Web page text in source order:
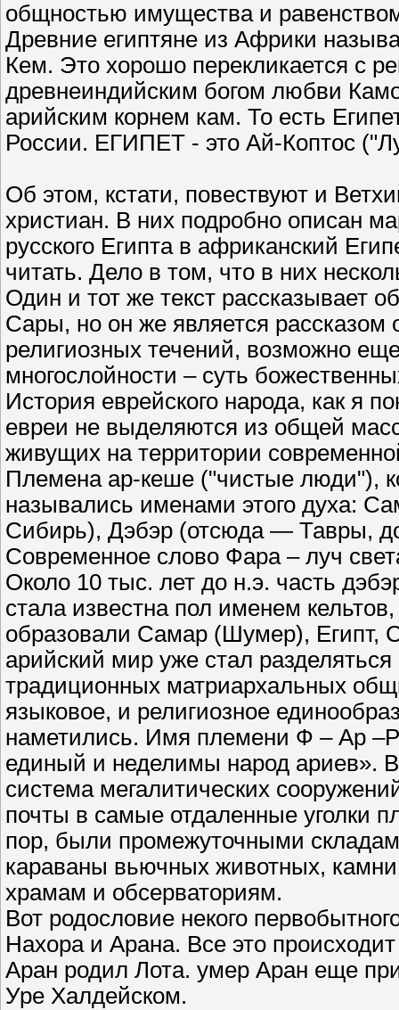
общностью имущества и
Древние египтяне из Африки
Кем. Это хорошо перекликается с
древнеиндийским богом любви
арийским корнем кам. То есть
России. ЕГИПЕТ - это Ай-Коптос
Об этом, кстати, повествуют и
христиан. В них подробно описан
русского Египта в африканский
читать. Дело в том, что в них
Один и тот же текст рассказывает
Сары, но он же является
религиозных течений, возможно
многослойности – суть
История еврейского народа, как я
евреи не выделяются из общей
живущих на территории
Племена ар-кеше ("чистые люди"),
назывались именами этого духа:
Сибирь), Дэбэр (отсюда — Тавры,
Современное слово Фара – луч
Около 10 тыс. лет до н.э. часть
стала известна пол именем
образовали Самар (Шумер), Египт,
арийский мир уже стал
традиционных матриархальных
языковое, и религиозное
наметились. Имя племени Ф – Ар
единый и неделимы народ ариев».
система мегалитических
почты в самые отдаленные уголки
пор, были промежуточными
караваны вьючных животных,
храмам и обсерваториям.
Вот родословие некого
Нахора и Арана. Все это
Аран родил Лота. умер Аран еще
Уре Халдейском.